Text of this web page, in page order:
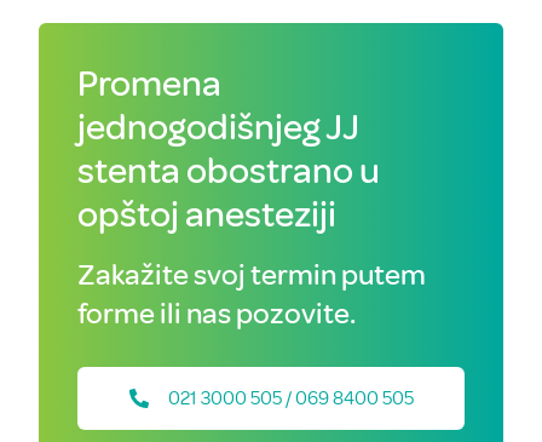
Promena
jednogodišnjeg JJ
stenta obostrano u
opštoj anesteziji
Zakažite svoj termin putem
forme ili nas pozovite.
021 3000 505 / 069 8400 505